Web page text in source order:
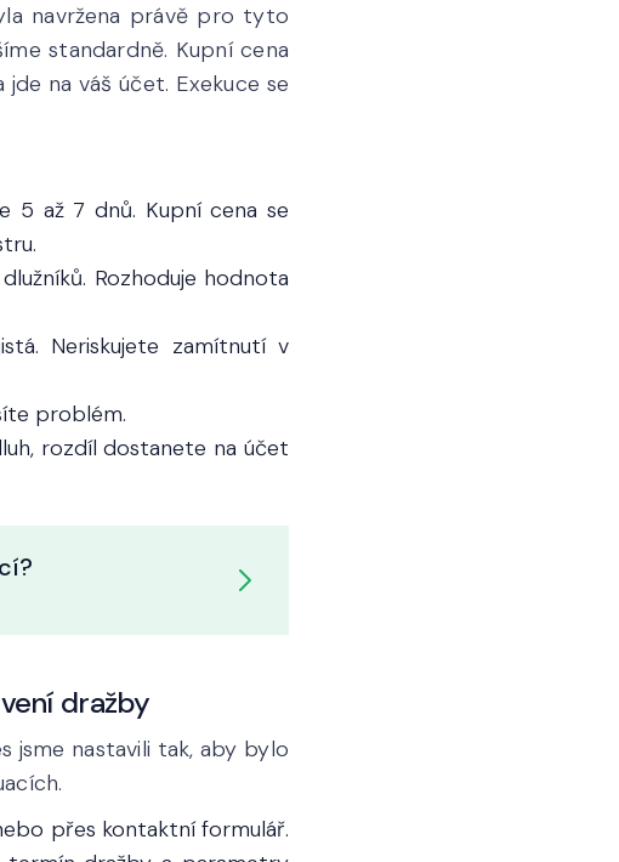
navržena právě pro tyto
standardně. Kupní cena
na váš účet. Exekuce se
až 7 dnů. Kupní cena se
Rozhoduje hodnota
Neriskujete zamítnutí v
problém.
rozdíl dostanete na účet
dražby
jsme nastavili tak, aby bylo
přes kontaktní formulář.